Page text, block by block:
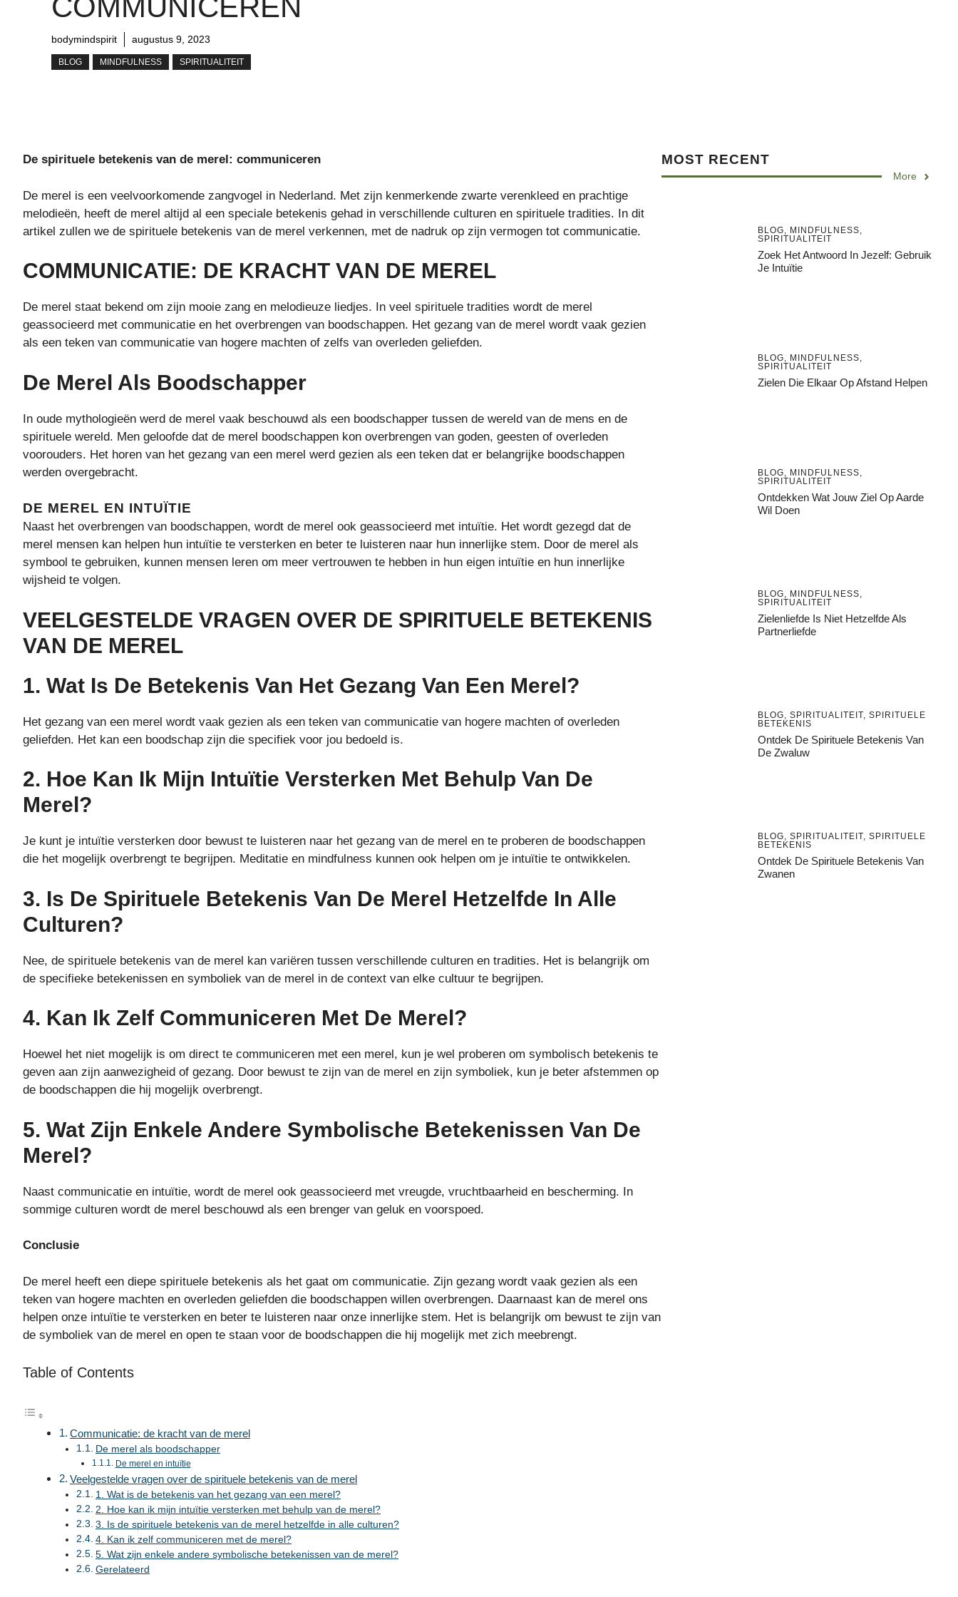
bodymindspirit augustus 9, 2023
BLOG MINDFULNESS SPIRITUALITEIT
De spirituele betekenis van de merel: communiceren
De merel is een veelvoorkomende zangvogel in Nederland. Met zijn kenmerkende zwarte verenkleed en prachtige
melodieën, heeft de merel altijd al een speciale betekenis gehad in verschillende culturen en spirituele tradities. In dit
artikel zullen we de spirituele betekenis van de merel verkennen, met de nadruk op zijn vermogen tot communicatie.
COMMUNICATIE: DE KRACHT VAN DE MEREL
De merel staat bekend om zijn mooie zang en melodieuze liedjes. In veel spirituele tradities wordt de merel
geassocieerd met communicatie en het overbrengen van boodschappen. Het gezang van de merel wordt vaak gezien
als een teken van communicatie van hogere machten of zelfs van overleden geliefden.
De Merel Als Boodschapper
In oude mythologieën werd de merel vaak beschouwd als een boodschapper tussen de wereld van de mens en de
spirituele wereld. Men geloofde dat de merel boodschappen kon overbrengen van goden, geesten of overleden
voorouders. Het horen van het gezang van een merel werd gezien als een teken dat er belangrijke boodschappen
werden overgebracht.
DE MEREL EN INTUÏTIE
Naast het overbrengen van boodschappen, wordt de merel ook geassocieerd met intuïtie. Het wordt gezegd dat de
merel mensen kan helpen hun intuïtie te versterken en beter te luisteren naar hun innerlijke stem. Door de merel als
symbool te gebruiken, kunnen mensen leren om meer vertrouwen te hebben in hun eigen intuïtie en hun innerlijke
wijsheid te volgen.
VEELGESTELDE VRAGEN OVER DE SPIRITUELE BETEKENIS
VAN DE MEREL
1. Wat Is De Betekenis Van Het Gezang Van Een Merel?
Het gezang van een merel wordt vaak gezien als een teken van communicatie van hogere machten of overleden
geliefden. Het kan een boodschap zijn die specifiek voor jou bedoeld is.
2. Hoe Kan Ik Mijn Intuïtie Versterken Met Behulp Van De
Merel?
Je kunt je intuïtie versterken door bewust te luisteren naar het gezang van de merel en te proberen de boodschappen
die het mogelijk overbrengt te begrijpen. Meditatie en mindfulness kunnen ook helpen om je intuïtie te ontwikkelen.
3. Is De Spirituele Betekenis Van De Merel Hetzelfde In Alle
Culturen?
Nee, de spirituele betekenis van de merel kan variëren tussen verschillende culturen en tradities. Het is belangrijk om
de specifieke betekenissen en symboliek van de merel in de context van elke cultuur te begrijpen.
4. Kan Ik Zelf Communiceren Met De Merel?
Hoewel het niet mogelijk is om direct te communiceren met een merel, kun je wel proberen om symbolisch betekenis te
geven aan zijn aanwezigheid of gezang. Door bewust te zijn van de merel en zijn symboliek, kun je beter afstemmen op
de boodschappen die hij mogelijk overbrengt.
5. Wat Zijn Enkele Andere Symbolische Betekenissen Van De
Merel?
Naast communicatie en intuïtie, wordt de merel ook geassocieerd met vreugde, vruchtbaarheid en bescherming. In
sommige culturen wordt de merel beschouwd als een brenger van geluk en voorspoed.
Conclusie
De merel heeft een diepe spirituele betekenis als het gaat om communicatie. Zijn gezang wordt vaak gezien als een
teken van hogere machten en overleden geliefden die boodschappen willen overbrengen. Daarnaast kan de merel ons
helpen onze intuïtie te versterken en beter te luisteren naar onze innerlijke stem. Het is belangrijk om bewust te zijn van
de symboliek van de merel en open te staan voor de boodschappen die hij mogelijk met zich meebrengt.
Table of Contents
Communicatie: de kracht van de merel
De merel als boodschapper
De merel en intuïtie
Veelgestelde vragen over de spirituele betekenis van de merel
1. Wat is de betekenis van het gezang van een merel?
2. Hoe kan ik mijn intuïtie versterken met behulp van de merel?
3. Is de spirituele betekenis van de merel hetzelfde in alle culturen?
4. Kan ik zelf communiceren met de merel?
5. Wat zijn enkele andere symbolische betekenissen van de merel?
Gerelateerd
MOST RECENT
More
BLOG MINDFULNESS
SPIRITUALITEIT
Zoek Het Antwoord In Jezelf: Gebruik
Je Intuïtie
BLOG MINDFULNESS
SPIRITUALITEIT
Zielen Die Elkaar Op Afstand Helpen
BLOG MINDFULNESS
SPIRITUALITEIT
Ontdekken Wat Jouw Ziel Op Aarde
Wil Doen
BLOG MINDFULNESS
SPIRITUALITEIT
Zielenliefde Is Niet Hetzelfde Als
Partnerliefde
BLOG SPIRITUALITEIT, SPIRITUELE
BETEKENIS
Ontdek De Spirituele Betekenis Van
De Zwaluw
BLOG SPIRITUALITEIT, SPIRITUELE
BETEKENIS
Ontdek De Spirituele Betekenis Van
Zwanen